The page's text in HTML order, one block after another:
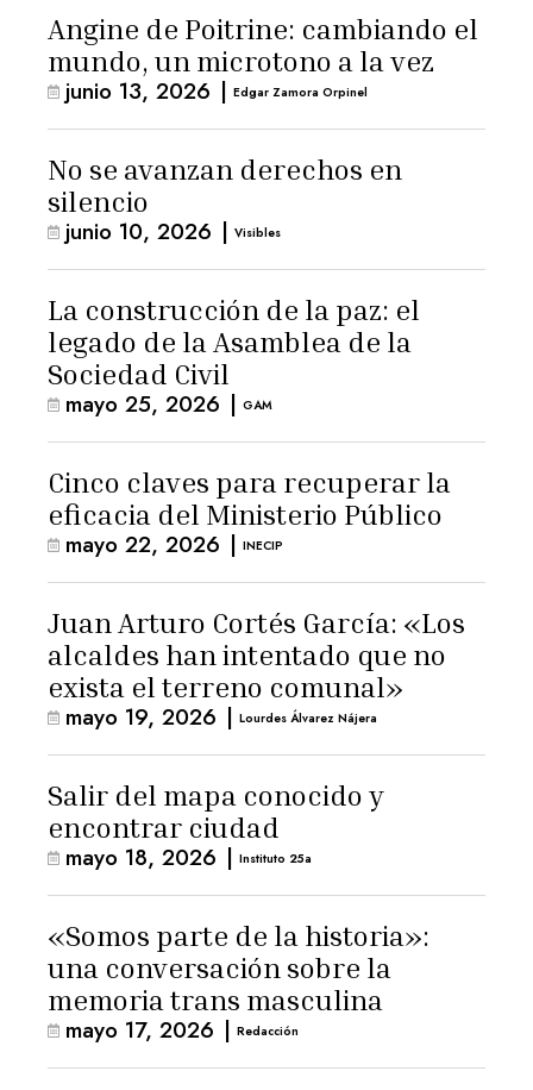
Angine de Poitrine: cambiando el
mundo, un microtono a la vez
junio 13, 2026 | Edgar Zamora Orpinel
No se avanzan derechos en
silencio
junio 10, 2026 | Visibles
La construcción de la paz: el
legado de la Asamblea de la
Sociedad Civil
mayo 25, 2026 | GAM
Cinco claves para recuperar la
eficacia del Ministerio Público
mayo 22, 2026 | INECIP
Juan Arturo Cortés García: «Los
alcaldes han intentado que no
exista el terreno comunal»
mayo 19, 2026 | Lourdes Álvarez Nájera
Salir del mapa conocido y
encontrar ciudad
mayo 18, 2026 | Instituto 25a
«Somos parte de la historia»:
una conversación sobre la
memoria trans masculina
mayo 17, 2026 | Redacción